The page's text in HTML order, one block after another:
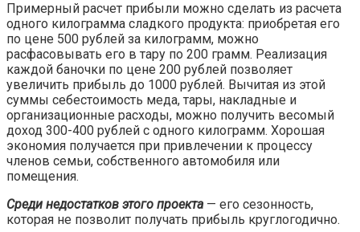
Примерный расчет прибыли можно сделать из расчета
одного килограмма сладкого продукта: приобретая его
по цене 500 рублей за килограмм, можно
расфасовывать его в тару по 200 грамм. Реализация
каждой баночки по цене 200 рублей позволяет
увеличить прибыль до 1000 рублей. Вычитая из этой
суммы себестоимость меда, тары, накладные и
организационные расходы, можно получить весомый
доход 300-400 рублей с одного килограмм. Хорошая
экономия получается при привлечении к процессу
членов семьи, собственного автомобиля или
помещения.
Среди недостатков этого проекта — его сезонность,
которая не позволит получать прибыль круглогодично.